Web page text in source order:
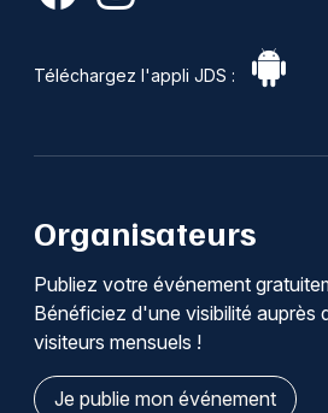
Téléchargez l'appli JDS :
Organisateurs
Publiez votre événement
Bénéficiez d'une visibilité auprès
visiteurs mensuels !
Je publie mon événement